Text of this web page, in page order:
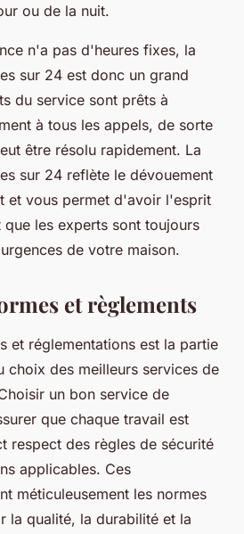
ou de la nuit.
n'a pas d'heures fixes, la
sur 24 est donc un grand
du service sont prêts à
à tous les appels, de sorte
être résolu rapidement. La
sur 24 reflète le dévouement
et vous permet d'avoir l'esprit
que les experts sont toujours
de votre maison.
et règlements
et réglementations est la partie
choix des meilleurs services de
un bon service de
que chaque travail est
respect des règles de sécurité
applicables. Ces
méticuleusement les normes
la qualité, la durabilité et la